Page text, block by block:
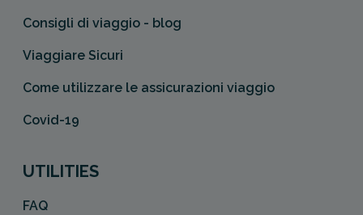
Consigli di viaggio - blog
Viaggiare Sicuri
Come utilizzare le assicurazioni viaggio
Covid-19
UTILITIES
FAQ